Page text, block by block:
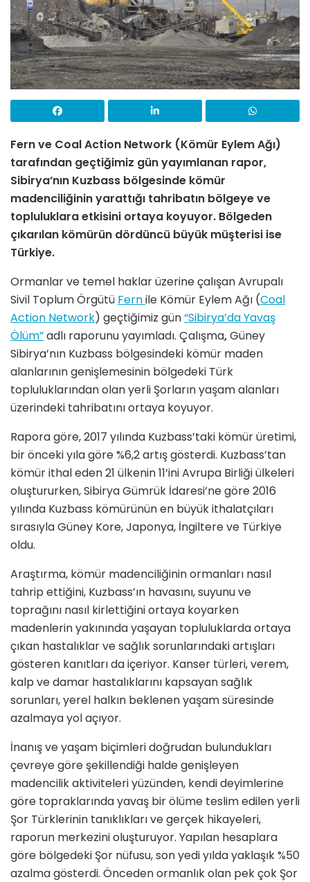
Fern ve Coal Action Network (Kömür Eylem Ağı)
tarafından geçtiğimiz gün yayımlanan rapor,
Sibirya’nın Kuzbass bölgesinde kömür
madenciliğinin yarattığı tahribatın bölgeye ve
topluluklara etkisini ortaya koyuyor. Bölgeden
çıkarılan kömürün dördüncü büyük müşterisi ise
Türkiye.
Ormanlar ve temel haklar üzerine çalışan Avrupalı
Sivil Toplum Örgütü Fernile Kömür Eylem Ağı (Coal
Action Network) geçtiğimiz gün“Sibirya’da Yavaş
Ölüm”adlı raporunu yayımladı. Çalışma,Güney
Sibirya’nın Kuzbass bölgesindeki kömür maden
alanlarının genişlemesinin bölgedeki Türk
topluluklarından olan yerli Şorların yaşam alanları
üzerindeki tahribatını ortaya koyuyor.
Rapora göre, 2017 yılında Kuzbass’taki kömür üretimi,
bir önceki yıla göre %6,2 artış gösterdi. Kuzbass’tan
kömür ithal eden 21 ülkenin 11’ini Avrupa Birliği ülkeleri
oluştururken, Sibirya Gümrük İdaresi’ne göre 2016
yılında Kuzbass kömürünün en büyük ithalatçıları
sırasıyla Güney Kore, Japonya, İngiltere ve Türkiye
oldu.
Araştırma, kömür madenciliğinin ormanları nasıl
tahrip ettiğini, Kuzbass’ın havasını, suyunu ve
toprağını nasıl kirlettiğini ortaya koyarken
madenlerin yakınında yaşayan topluluklarda ortaya
çıkan hastalıklar ve sağlık sorunlarındaki artışları
gösteren kanıtları da içeriyor. Kanser türleri, verem,
kalp ve damar hastalıklarını kapsayan sağlık
sorunları, yerel halkın beklenen yaşam süresinde
azalmaya yol açıyor.
İnanış ve yaşam biçimleri doğrudan bulundukları
çevreye göre şekillendiği halde genişleyen
madencilik aktiviteleri yüzünden, kendi deyimlerine
göre topraklarında yavaş bir ölüme teslim edilen yerli
Şor Türklerinin tanıklıkları ve gerçek hikayeleri,
raporun merkezini oluşturuyor. Yapılan hesaplara
göre bölgedeki Şor nüfusu, son yedi yılda yaklaşık %50
azalma gösterdi. Önceden ormanlık olan pek çok Şor